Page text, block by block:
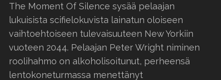
The Moment Of Silence sysää pelaajan
lukuisista scifielokuvista lainatun oloiseen
vaihtoehtoiseen tulevaisuuteen New Yorkiin
vuoteen 2044. Pelaajan Peter Wright niminen
roolihahmo on alkoholisoitunut, perheensä
lentokoneturmassa menettänyt